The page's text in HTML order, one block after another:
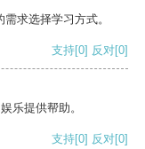
求选择学习方式。
支持[0] 反对[0]
乐提供帮助。
支持[0] 反对[0]